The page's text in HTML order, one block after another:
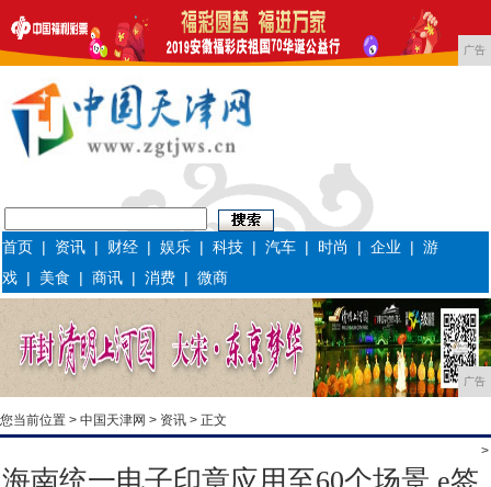
广告
首页 | 资讯 | 财经 |娱乐 |科技 |汽车 | 时尚 |企业 |游
戏 | 美食 |商讯 |消费 |微商
广告
您当前位置 > 中国天津网 > 资讯 > 正文
>